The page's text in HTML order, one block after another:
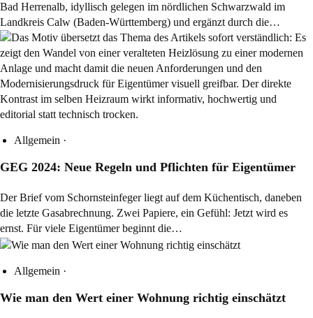
Bad Herrenalb, idyllisch gelegen im nördlichen Schwarzwald im
Landkreis Calw (Baden-Württemberg) und ergänzt durch die…
Allgemein ·
GEG 2024: Neue Regeln und Pflichten für Eigentümer
Der Brief vom Schornsteinfeger liegt auf dem Küchentisch, daneben
die letzte Gasabrechnung. Zwei Papiere, ein Gefühl: Jetzt wird es
ernst. Für viele Eigentümer beginnt die…
Allgemein ·
Wie man den Wert einer Wohnung richtig einschätzt